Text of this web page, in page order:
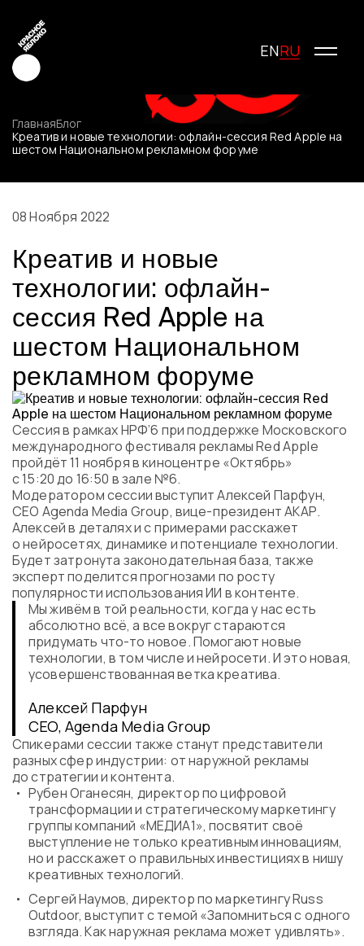
ENRU
Маркетинг
О фестивале
История фестиваля
Условия участия
Жюри
Победители
Специальные награды
Программа
Часто задаваемые вопросы
Партнеры
Контакты
Блог
Цикл лекций
ВОЙТИ
ГлавнаяБлог
Креатив и новые технологии: офлайн-сессия Red Apple на
шестом Национальном рекламном форуме
08 Ноября 2022
Креатив и новые
технологии: офлайн-
сессия Red Apple на
шестом Национальном
рекламном форуме
Сессия в рамках НРФ’6 при поддержке Московского
международного фестиваля рекламы Red Apple
пройдёт 11 ноября в киноцентре «Октябрь»
с 15:20 до 16:50 в зале №6.
Модератором сессии выступит Алексей Парфун,
CEO Agenda Media Group, вице-президент АКАР.
Алексей в деталях и с примерами расскажет
о нейросетях, динамике и потенциале технологии.
Будет затронута законодательная база, также
эксперт поделится прогнозами по росту
популярности использования ИИ в контенте.
Мы живём в той реальности, когда у нас есть
абсолютно всё, а все вокруг стараются
придумать что-то новое. Помогают новые
технологии, в том числе и нейросети. И это новая,
усовершенствованная ветка креатива.
Алексей Парфун
CEO, Agenda Media Group
Спикерами сессии также станут представители
разных сфер индустрии: от наружной рекламы
до стратегии и контента.
Рубен Оганесян, директор по цифровой
трансформации и стратегическому маркетингу
группы компаний «МЕДИА1», посвятит своё
выступление не только креативным инновациям,
но и расскажет о правильных инвестициях в нишу
креативных технологий.
Сергей Наумов, директор по маркетингу Russ
Outdoor, выступит с темой «Запомниться с одного
взгляда. Как наружная реклама может удивлять».